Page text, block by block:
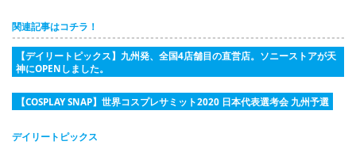
関連記事はコチラ！
【デイリートピックス】九州発、全国4店舗目の直営店。ソニーストアが天
神にOPENしました。
【COSPLAY SNAP】世界コスプレサミット2020 日本代表選考会 九州予選
デイリートピックス